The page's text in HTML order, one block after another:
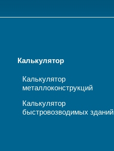
Калькулятор
Калькулятор
металлоконструкций
Калькулятор
быстровозводимых зданий